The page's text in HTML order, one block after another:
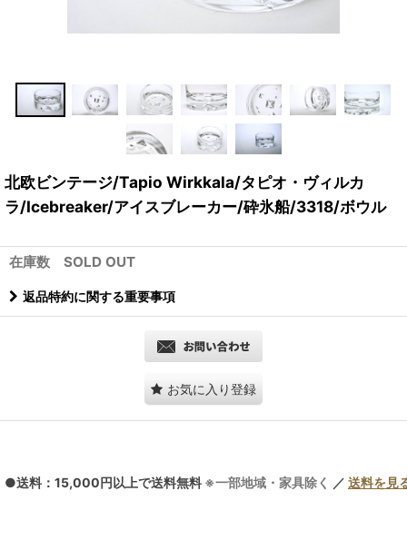
北欧ビンテージ/Tapio Wirkkala/タピオ・ヴィルカ
ラ/Icebreaker/アイスブレーカー/砕氷船/3318/ボウル
在庫数 SOLD OUT
返品特約に関する重要事項
お気に入り登録
●送料：15,000円以上で送料無料 ※一部地域・家具除く ／ 送料を見